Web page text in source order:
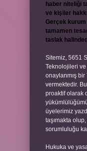
haber niteliği
ve kişiler
Gerçek
tamamen
taslak
Sitemiz, 5651
Teknolojileri ve
onaylanmış bir
vermektedir.
proaktif olarak
üyelerimiz
taşımakta
sorumluluğu
Hukuka ve